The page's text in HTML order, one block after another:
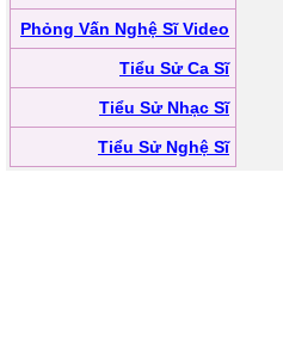
Phỏng Vấn Nghệ Sĩ Video
Tiểu Sử Ca Sĩ
Tiểu Sử Nhạc Sĩ
Tiểu Sử Nghệ Sĩ